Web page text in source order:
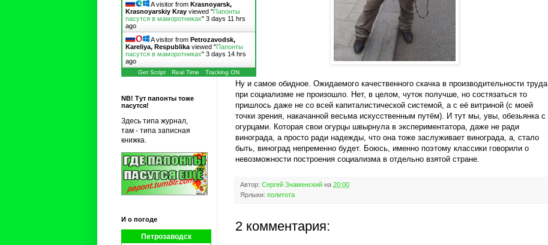
Ну и самое обидное. Ожидаемого качественного скачка в производительности труда
при социализме не произошло. Нет, в целом, чуток получше, но состязаться то
пришлось даже не со всей капиталистической системой, а с её витриной (с моей
точки зрения, накачанной весьма искусственным путём). И тут мы, увы, обезьянка с
огурцами. Которая свои огурцы швырнула в экспериментатора, даже не ради
винограда, а просто ради надежды, что она тоже заслуживает винограда, а, стало
быть, виноград непременно будет. Боюсь, именно поэтому классики говорили о
невозможности построения социализма в отдельно взятой стране.
Автор: Сергей Знаменский на 20:00
Ярлыки: политота
2 комментария:
A visitor from Krasnoyarsk,
Krasnoyarskiy Kray viewed "Папонты
пасутся в маморотниках" 3 days 11 hrs
ago
A visitor from Petrozavodsk,
Kareliya, Respublika viewed "Папонты
пасутся в маморотниках" 3 days 14 hrs
ago
Get Script Real Time Tracking ON
NB! Тут папонты тоже
пасутся!
Здесь типа журнал,
там - типа записная
книжка.
И о погоде
Петрозаводск